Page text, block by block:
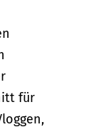
für